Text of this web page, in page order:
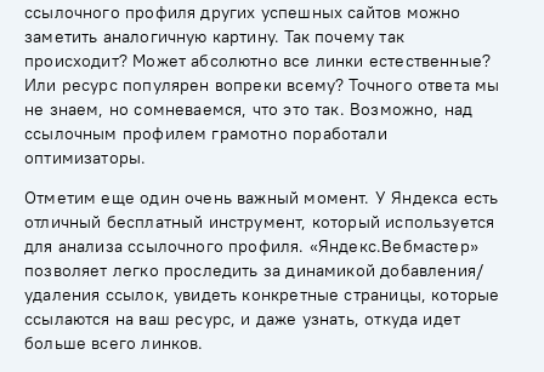
ссылочного профиля других успешных сайтов можно
заметить аналогичную картину. Так почему так
происходит? Может абсолютно все линки естественные?
Или ресурс популярен вопреки всему? Точного ответа мы
не знаем, но сомневаемся, что это так. Возможно, над
ссылочным профилем грамотно поработали
оптимизаторы.
Отметим еще один очень важный момент. У Яндекса есть
отличный бесплатный инструмент, который используется
для анализа ссылочного профиля. «Яндекс.Вебмастер»
позволяет легко проследить за динамикой добавления/
удаления ссылок, увидеть конкретные страницы, которые
ссылаются на ваш ресурс, и даже узнать, откуда идет
больше всего линков.